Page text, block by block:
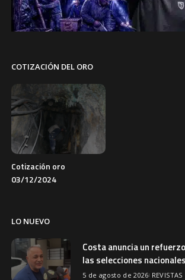
COTIZACIÓN DEL ORO
Cotización oro
03/12/2024
LO NUEVO
Costa anuncia un
las selecciones nacionales
5 de agosto de 2026 REVISTAS